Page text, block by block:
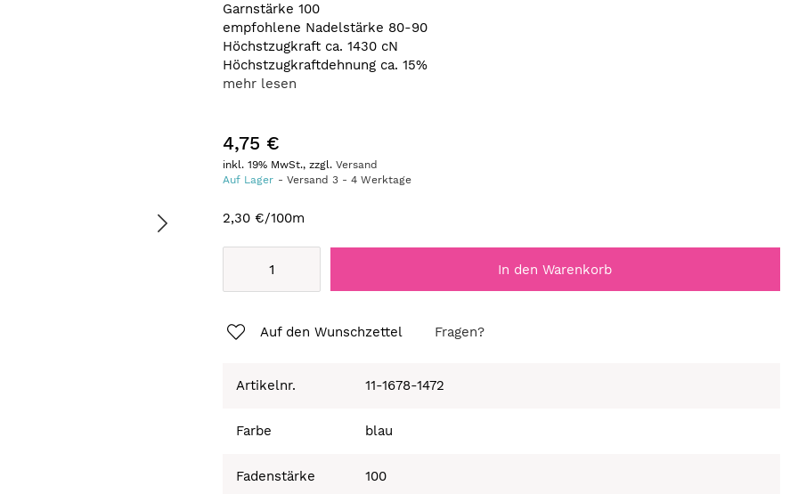
Garnstärke 100
empfohlene Nadelstärke 80-90
Höchstzugkraft ca. 1430 cN
Höchstzugkraftdehnung ca. 15%
mehr lesen
4,75 €
inkl. 19% MwSt., zzgl.Versand
Auf Lager
Versand3 -4 Werktage
2,30 €/100m
In den Warenkorb
Auf den Wunschzettel Fragen?
Artikelnr. 11-1678-1472
Farbe blau
Fadenstärke 100